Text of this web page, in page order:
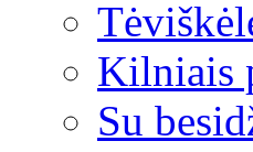
Kilniais
Su